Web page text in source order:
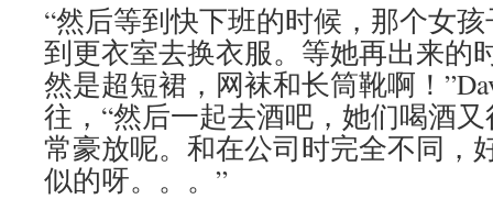
“然后等到快下班的时候，那个女
到更衣室去换衣服。等她再出来的
然是超短裙，网袜和长筒靴啊！
往，“然后一起去酒吧，她们喝酒
常豪放呢。和在公司时完全不同，
似的呀。。。”